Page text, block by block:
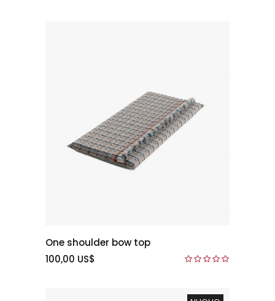
One shoulder bow top
100,00 US$